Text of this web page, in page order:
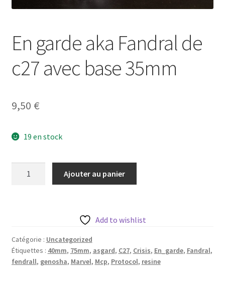
En garde aka Fandral de
c27 avec base 35mm
9,50 €
19 en stock
de
c27
avec
Ajouter au panier
Add to wishlist
Catégorie : Uncategorized
Étiquettes : 40mm, 75mm, asgard, C27, Crisis, En_garde, Fandral,
fendrall, genosha, Marvel, Mcp, Protocol, resine